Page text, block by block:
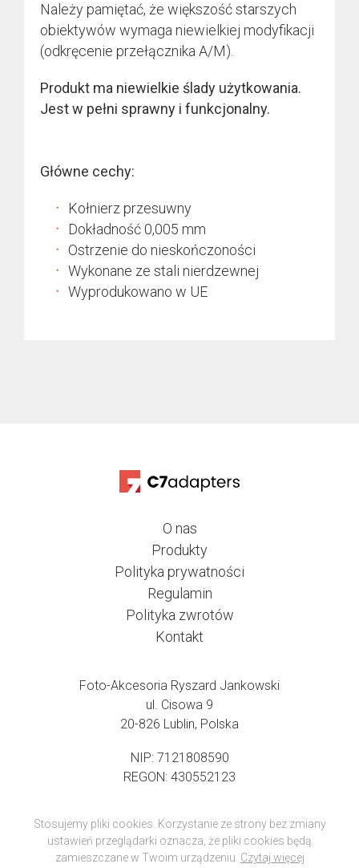
Należy pamiętać, że większość starszych
obiektywów wymaga niewielkiej modyfikacji
(odkręcenie przełącznika A/M).
Produkt ma niewielkie ślady użytkowania.
Jest w pełni sprawny i funkcjonalny.
Główne cechy:
Kołnierz przesuwny
Dokładność 0,005 mm
Ostrzenie do nieskończoności
Wykonane ze stali nierdzewnej
Wyprodukowano w UE
O nas
Produkty
Polityka prywatności
Regulamin
Polityka zwrotów
Kontakt
Foto-Akcesoria Ryszard Jankowski
ul. Cisowa 9
20-826 Lublin, Polska
NIP: 7121808590
REGON: 430552123
Stosujemy pliki cookies. Korzystanie ze strony bez zmiany
ustawień przeglądarki oznacza, że pliki cookies będą
zamieszczane w Twoim urządzeniu. Czytaj więcej